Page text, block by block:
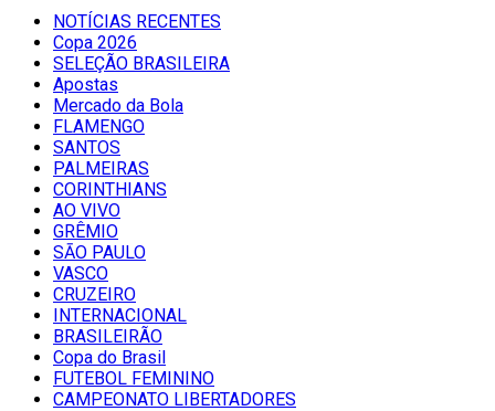
NOTÍCIAS RECENTES
Copa 2026
SELEÇÃO BRASILEIRA
Apostas
Mercado da Bola
FLAMENGO
SANTOS
PALMEIRAS
CORINTHIANS
AO VIVO
GRÊMIO
SĀO PAULO
VASCO
CRUZEIRO
INTERNACIONAL
BRASILEIRÃO
Copa do Brasil
FUTEBOL FEMININO
CAMPEONATO LIBERTADORES